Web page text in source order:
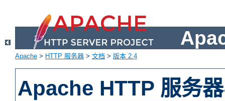
Apache > HTTP 服务器 > 文档 > 版本 2.4
Apache HTTP 服务